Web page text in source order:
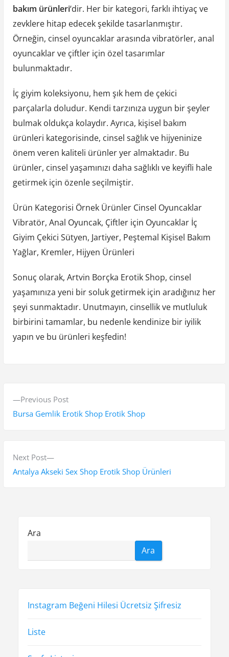
bakım ürünleri‘dir. Her bir kategori, farklı ihtiyaç ve
zevklere hitap edecek şekilde tasarlanmıştır.
Örneğin, cinsel oyuncaklar arasında vibratörler, anal
oyuncaklar ve çiftler için özel tasarımlar
bulunmaktadır.
İç giyim koleksiyonu, hem şık hem de çekici
parçalarla doludur. Kendi tarzınıza uygun bir şeyler
bulmak oldukça kolaydır. Ayrıca, kişisel bakım
ürünleri kategorisinde, cinsel sağlık ve hijyeninize
önem veren kaliteli ürünler yer almaktadır. Bu
ürünler, cinsel yaşamınızı daha sağlıklı ve keyifli hale
getirmek için özenle seçilmiştir.
Ürün Kategorisi Örnek Ürünler Cinsel Oyuncaklar
Vibratör, Anal Oyuncak, Çiftler için Oyuncaklar İç
Giyim Çekici Sütyen, Jartiyer, Peştemal Kişisel Bakım
Yağlar, Kremler, Hijyen Ürünleri
Sonuç olarak, Artvin Borçka Erotik Shop, cinsel
yaşamınıza yeni bir soluk getirmek için aradığınız her
şeyi sunmaktadır. Unutmayın, cinsellik ve mutluluk
birbirini tamamlar, bu nedenle kendinize bir iyilik
yapın ve bu ürünleri keşfedin!
Previous PostP
r
o
Bursa Gemlik Erotik Shop Erotik Shop
Next Post
N
e
Antalya Akseki Sex Shop Erotik Shop Ürünleri
Ara
Ara
Instagram Beğeni Hilesi Ücretsiz Şifresiz
Liste